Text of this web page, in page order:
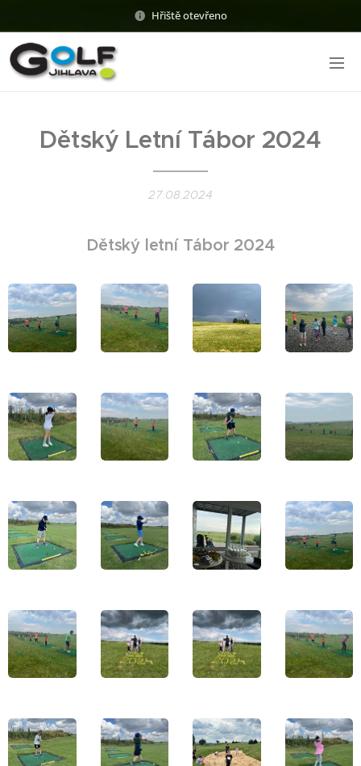
Hřiště otevřeno
Dětský Letní Tábor 2024
27.08.2024
Dětský letní Tábor 2024